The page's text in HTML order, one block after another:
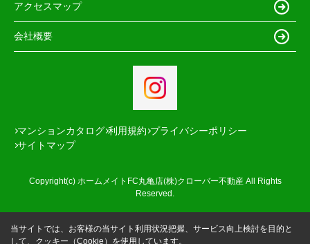
アクセスマップ
会社概要
マンションカタログ 利用規約 プライバシーポリシー
サイトマップ
Copyright(c) ホームメイトFC丸亀店(株)クローバー不動産 All Rights
Reserved.
当サイトでは、お客様の当サイト利用状況把握、サービス向上検討を目的と
して、クッキー（Cookie）を使用しています。